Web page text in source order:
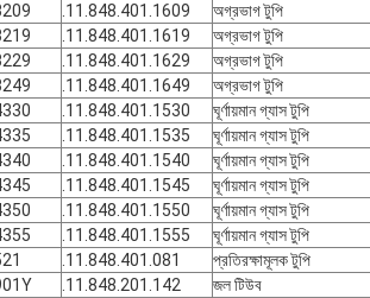
.11.848.401.1609
অগ্রভাগ টুপি
.11.848.401.1619
অগ্রভাগ টুপি
.11.848.401.1629
অগ্রভাগ টুপি
.11.848.401.1649
অগ্রভাগ টুপি
.11.848.401.1530
ঘূর্ণায়মান গ্যাস টুপি
.11.848.401.1535
ঘূর্ণায়মান গ্যাস টুপি
.11.848.401.1540
ঘূর্ণায়মান গ্যাস টুপি
.11.848.401.1545
ঘূর্ণায়মান গ্যাস টুপি
.11.848.401.1550
ঘূর্ণায়মান গ্যাস টুপি
.11.848.401.1555
ঘূর্ণায়মান গ্যাস টুপি
.11.848.401.081
প্রতিরক্ষামূলক টুপি
.11.848.201.142
জল টিউব